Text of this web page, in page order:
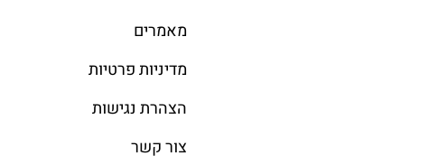
מאמרים
מדיניות פרטיות
הצהרת נגישות
צור קשר